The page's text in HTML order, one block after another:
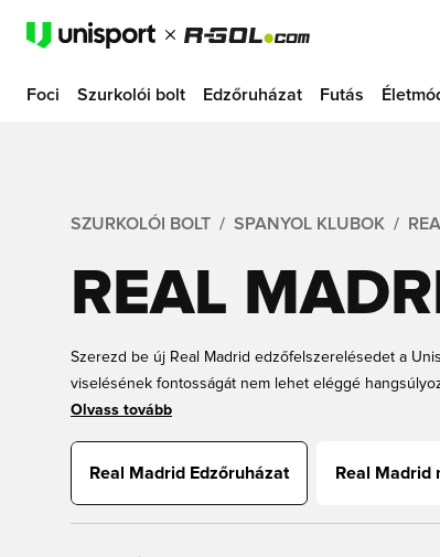
Foci Szurkolói bolt Edzőruházat Futás
SZURKOLÓI BOLT SPANYOL KLUBOK
REAL
Szerezd be új Real Madrid edzőfelszerelésedet a
viselésének fontosságát nem lehet eléggé
téli estéken, javítja a mozgékonyságodat, kényelmes
Madrid edzőfelszerelésedben. Válogass edzőmezek,
Olvass tovább
Real Madrid Edzőruházat Real Madrid